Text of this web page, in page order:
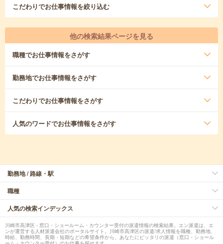
こだわりでお仕事情報を絞り込む
他の検索結果ページを見る
職種でお仕事情報をさがす
勤務地でお仕事情報をさがす
こだわりでお仕事情報をさがす
人気のワードでお仕事情報をさがす
勤務地 / 路線・駅
職種
人気の検索インデックス
川崎市高津区 - 窓口・ショールーム・カウンター受付の派遣情報の検索結果。エン派遣は、エ
ンが運営する人材派遣会社のポータルサイト。川崎市高津区の派遣/求人情報を職種、勤務地、
時給、勤務時間、長期・短期などの希望条件から、あなたにピッタリの派遣（窓口・ショール